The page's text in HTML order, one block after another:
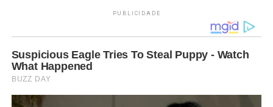
PUBLICIDADE